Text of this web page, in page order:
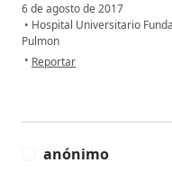
6 de agosto de 2017
• Hospital Universitario
Pulmon
• en opinión del usuario
Reportar
anónimo